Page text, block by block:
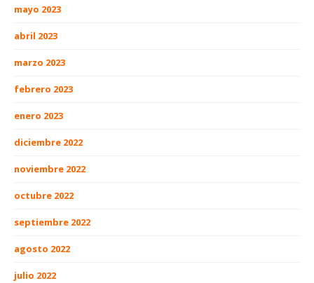
mayo 2023
abril 2023
marzo 2023
febrero 2023
enero 2023
diciembre 2022
noviembre 2022
octubre 2022
septiembre 2022
agosto 2022
julio 2022